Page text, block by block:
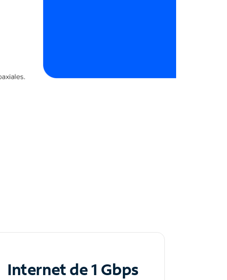
Internet de 1 Gbps